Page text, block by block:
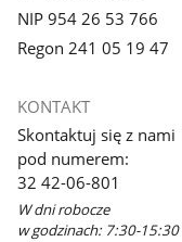
NIP 954 26 53 766
Regon 241 05 19 47
KONTAKT
Skontaktuj się z nami
pod numerem:
32 42-06-801
W dni robocze
w godzinach: 7:30-15:30